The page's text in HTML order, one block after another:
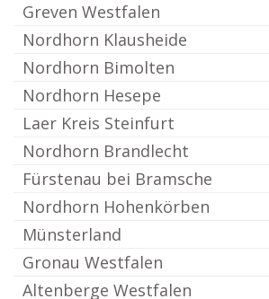
Greven Westfalen
Nordhorn Klausheide
Nordhorn Bimolten
Nordhorn Hesepe
Laer Kreis Steinfurt
Nordhorn Brandlecht
Fürstenau bei Bramsche
Nordhorn Hohenkörben
Münsterland
Gronau Westfalen
Altenberge Westfalen